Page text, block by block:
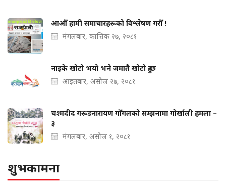
आऔँ हामी समाचारहरूको विश्लेषण गरौँ !
मंगलबार, कात्तिक २७, २०८१
नाइके खोटो भयो भने जमातै खोटो हुन्छ
आइतबार, असोज २७, २०८१
चश्मदीद गरूडनारायण गोँगलको सम्झनामा गोर्खाली हमला –
३
मंगलबार, असोज १, २०८१
शुभकामना